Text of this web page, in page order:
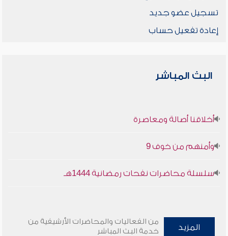
تسجيل عضو جديد
إعادة تفعيل حساب
البث المباشر
أخلاقنا أصالة ومعاصرة
وأمنهم من خوف 9
سلسلة محاضرات نفحات رمضانية 1444هـ
المزيد
من الفعاليات والمحاضرات الأرشيفية من
خدمة البث المباشر